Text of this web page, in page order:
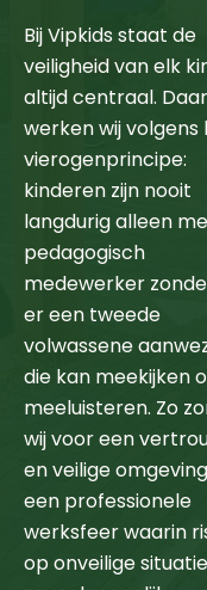
Bij Vipkids staat de
veiligheid van elk
altijd centraal.
werken wij volgens
vierogenprincipe:
kinderen zijn nooit
langdurig alleen
pedagogisch
medewerker
er een tweede
volwassene
die kan meekijken
meeluisteren. Zo
wij voor een
en veilige
een professionele
werksfeer waarin
op onveilige